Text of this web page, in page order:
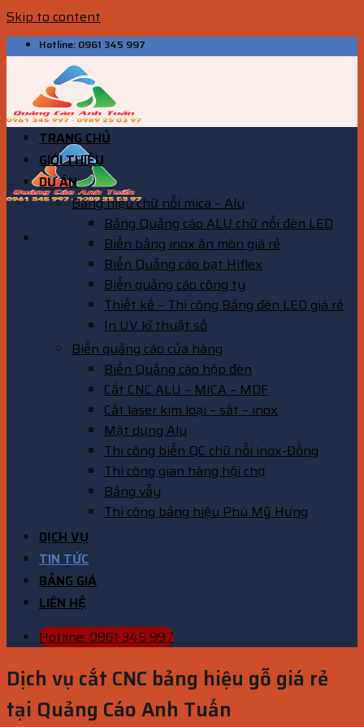
Skip to content
Hotline: 0961 345 997
TRANG CHỦ
GIỚI THIỆU
DỰ ÁN
Bảng hiệu chữ nổi mica – Alu
Bảng Quảng cáo ALU chữ nổi đèn LED
Biển bảng inox ăn mòn giá rẻ
Biển Quảng cáo bạt Hiflex
Biển quảng cáo công ty
Thiết kế – Thi công Bảng đèn LED giá rẻ
In UV kĩ thuật số
Biển quảng cáo cửa hàng
Biển Quảng cáo hộp đèn
Cắt CNC ALU – MICA – MDF
Cắt laser kim loại – sắt – inox
Mặt dựng Alu
Thi công biển QC chữ nổi inox-Đồng
Thi công gian hàng hội chợ
Bảng vẫy
Thi công bảng hiệu Phú Mỹ Hưng
DỊCH VỤ
TIN TỨC
BẢNG GIÁ
LIÊN HỆ
Hotline: 0961 345 997
Dịch vụ cắt CNC bảng hiệu gỗ giá rẻ
tại Quảng Cáo Anh Tuấn